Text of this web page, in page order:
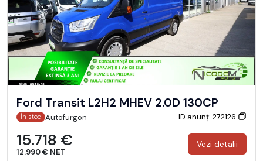
Ford Transit L2H2 MHEV 2.0D 130CP
În stoc Autofurgon ID anunț: 272126
15.718 €
12.990 € NET
Vezi detalii